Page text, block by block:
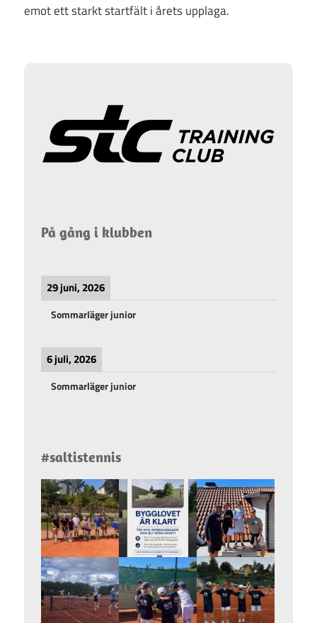
emot ett starkt startfält i årets upplaga.
På gång i klubben
29 juni, 2026
Sommarläger junior
6 juli, 2026
Sommarläger junior
#saltistennis